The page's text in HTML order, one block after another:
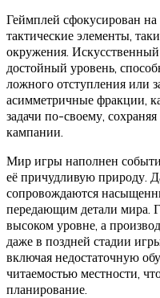
Геймплей сфокусирован
тактические элементы,
окружения.
достойный уровень,
ложного отступления или
асимметричные фракции,
задачи по-своему,
кампании.
Мир игры наполнен
её причудливую природу.
сопровождаются
передающим детали мира.
высоком уровне, а
даже в поздней стадии
включая недостаточную
читаемостью местности,
планирование.